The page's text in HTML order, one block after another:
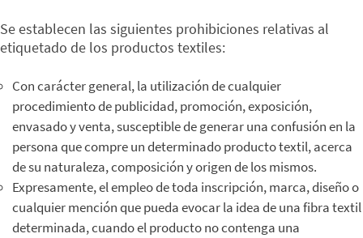
Se establecen las siguientes prohibiciones relativas al
etiquetado de los productos textiles:
Con carácter general, la utilización de cualquier
procedimiento de publicidad, promoción, exposición,
envasado y venta, susceptible de generar una confusión en la
persona que compre un determinado producto textil, acerca
de su naturaleza, composición y origen de los mismos.
Expresamente, el empleo de toda inscripción, marca, diseño o
cualquier mención que pueda evocar la idea de una fibra textil
determinada, cuando el producto no contenga una